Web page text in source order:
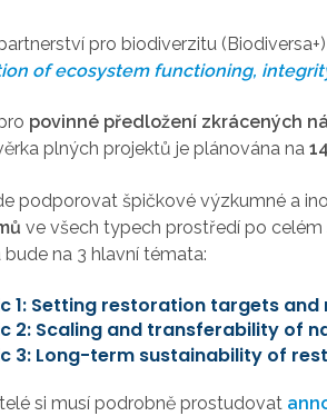
pro biodiverzitu
of ecosystem functioning,
povinné předložení zkrácených
plných projektů je plánována na
podporovatšpičkové výzkumné a
ve všech typech prostředí po celém
na 3 hlavní témata:
1: Setting restoration targets and
2: Scaling and transferability of
3: Long-term sustainability of
si musí podrobně prostudovat